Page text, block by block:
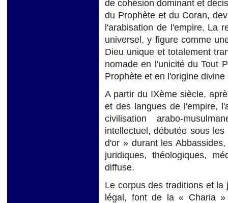
de cohésion dominant et
du Prophète et du Coran,
l'arabisation de l'empire. La
universel, y figure comme
Dieu unique et totalement
nomade en l'unicité du Tout
Prophète et en l'origine divine
A partir du IXème siècle,
et des langues de l'empire,
civilisation arabo-
intellectuel, débutée sous
d'or » durant les
juridiques, théologiques,
diffuse.
Le corpus des traditions et la
légal, font de la « Charia